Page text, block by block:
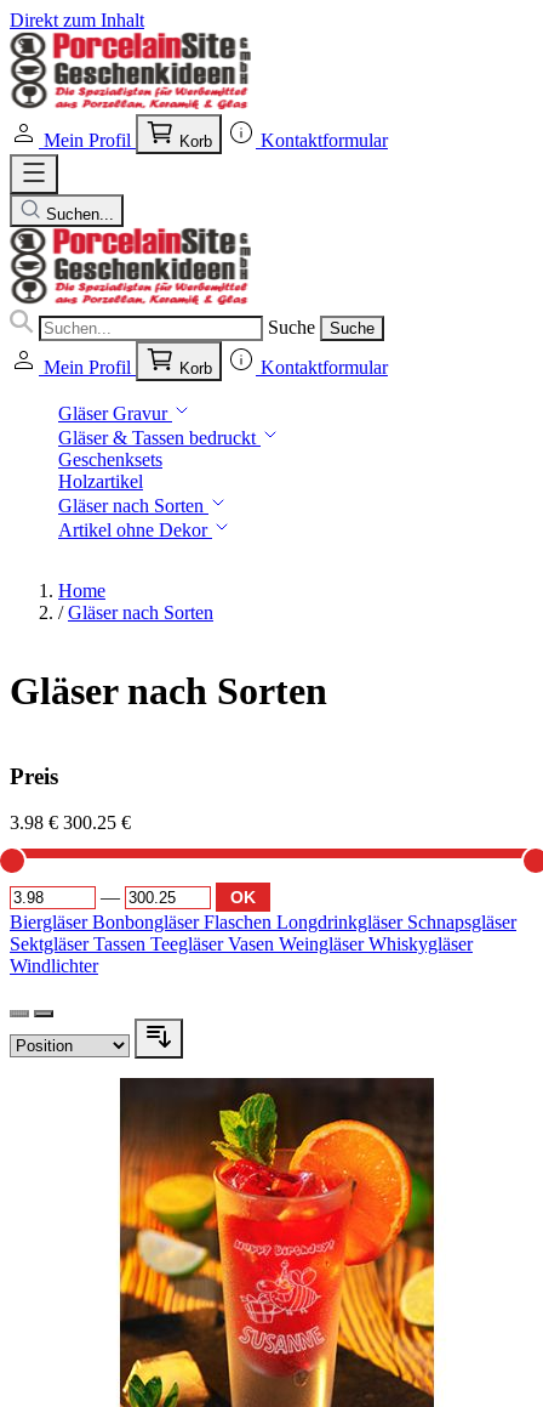
Direkt zum Inhalt
Mein Profil Korb Kontaktformular
Suchen...
Suche Suche
Mein Profil Korb Kontaktformular
Gläser Gravur
Gläser & Tassen bedruckt
Geschenksets
Holzartikel
Gläser nach Sorten
Artikel ohne Dekor
Home
/ Gläser nach Sorten
Gläser nach Sorten
Preis
3.98 € 300.25 €
— OK
BiergläserBonbongläserFlaschen Longdrinkgläser Schnapsgläser
SektgläserTassen TeegläserVasen WeingläserWhiskygläser
Windlichter